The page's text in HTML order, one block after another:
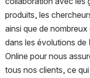
produits, les
ainsi que de nombreux
dans les évolutions de
Online pour nous
tous nos clients, ce